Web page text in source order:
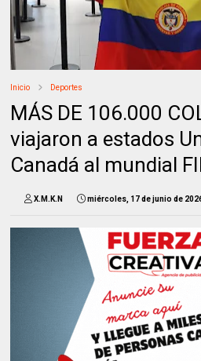
Inicio Deportes
MÁS DE 106.000
viajaron a estados
Canadá al mundial
X.M.K.N miércoles, 17 de junio de